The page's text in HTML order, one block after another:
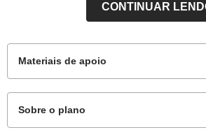
CONTINUAR
Materiais de apoio
Sobre o plano